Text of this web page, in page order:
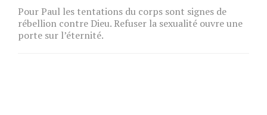
Pour Paul les tentations du corps sont signes de
rébellion contre Dieu. Refuser la sexualité ouvre une
porte sur l’éternité.